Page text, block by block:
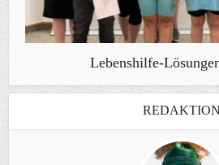
Lebenshilfe-
REDAKTION